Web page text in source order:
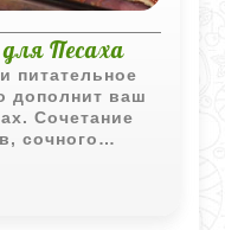
Песаха
питательное
дополнит ваш
Сочетание
сочного
блюдо не
для